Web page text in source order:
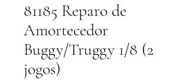
81185 Reparo de
Amortecedor
Buggy/Truggy 1/8 (2
jogos)